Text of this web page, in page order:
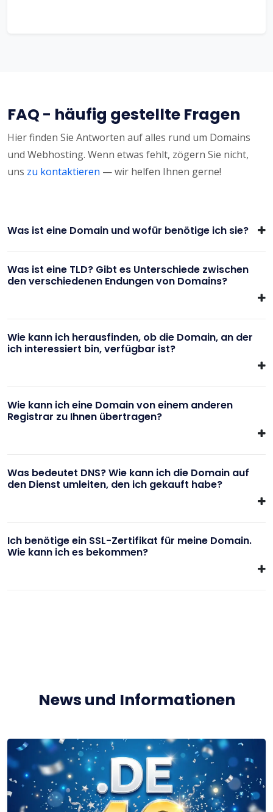
FAQ - häufig gestellte Fragen
Hier finden Sie Antworten auf alles rund um Domains
und Webhosting. Wenn etwas fehlt, zögern Sie nicht,
uns zu kontaktieren — wir helfen Ihnen gerne!
Was ist eine Domain und wofür benötige ich sie?
Was ist eine TLD? Gibt es Unterschiede zwischen
den verschiedenen Endungen von Domains?
Wie kann ich herausfinden, ob die Domain, an der
ich interessiert bin, verfügbar ist?
Wie kann ich eine Domain von einem anderen
Registrar zu Ihnen übertragen?
Was bedeutet DNS? Wie kann ich die Domain auf
den Dienst umleiten, den ich gekauft habe?
Ich benötige ein SSL-Zertifikat für meine Domain.
Wie kann ich es bekommen?
News und Informationen